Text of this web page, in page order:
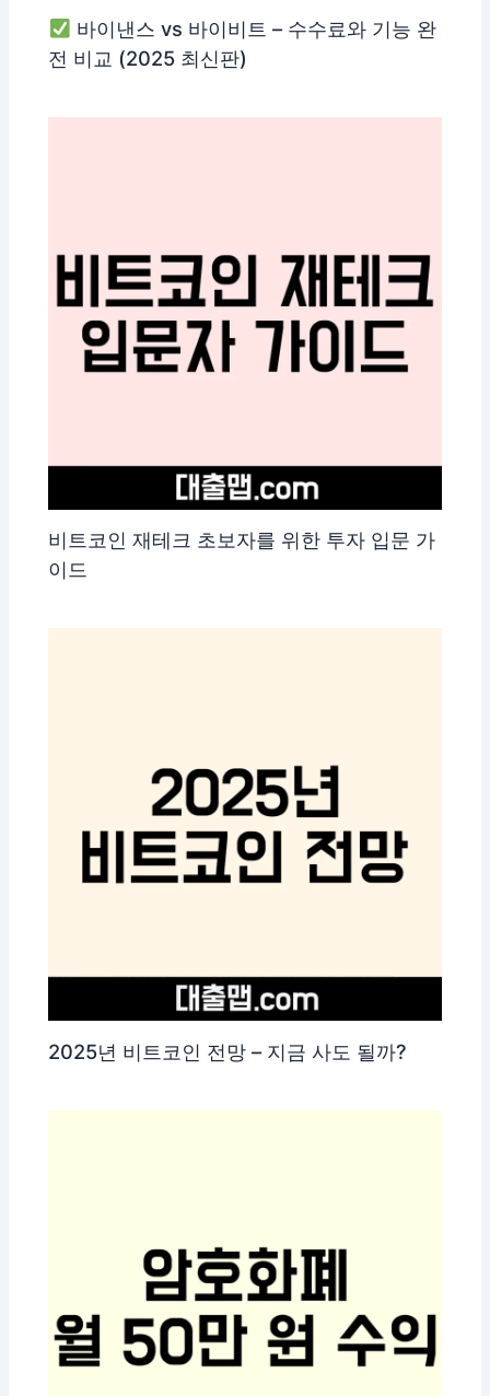
바이낸스 vs 바이비트 – 수수료와 기능 완
전 비교 (2025 최신판)
비트코인 재테크 초보자를 위한 투자 입문 가
이드
2025년 비트코인 전망 – 지금 사도 될까?